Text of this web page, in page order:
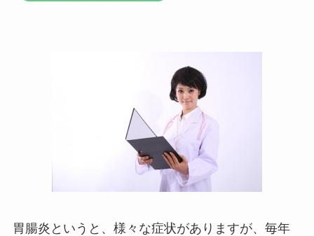
胃腸炎というと、様々な症状がありますが、毎年